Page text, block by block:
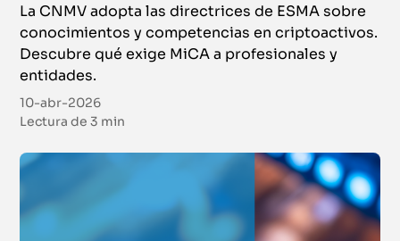
La CNMV adopta las directrices de ESMA sobre
conocimientos y competencias en criptoactivos.
Descubre qué exige MiCA a profesionales y
entidades.
10-abr-2026
Lectura de3 min